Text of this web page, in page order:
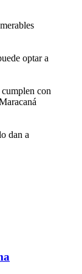
optar a
con
dan a